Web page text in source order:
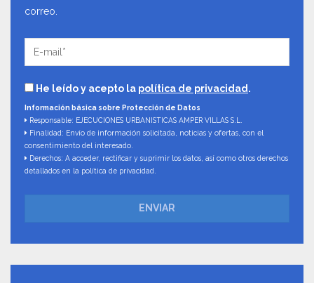
correo.
He leído y acepto la política de privacidad .
Información básica sobre Protección de Datos
Responsable: EJECUCIONES URBANISTICAS AMPER VILLAS S.L.
Finalidad: Envío de información solicitada, noticias y ofertas, con el
consentimiento del interesado.
Derechos: A acceder, rectificar y suprimir los datos, así como otros derechos
detallados en la política de privacidad.
ENVIAR